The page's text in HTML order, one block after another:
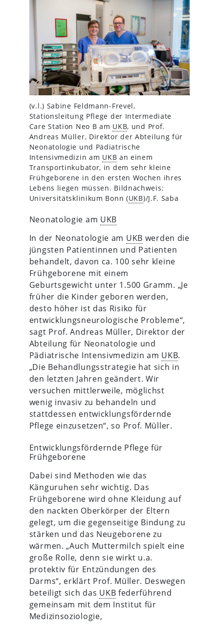
(v.l.) Sabine Feldmann-Frevel,
Stationsleitung Pflege der Intermediate
Care Station Neo B am UKB, und Prof.
Andreas Müller, Direktor der Abteilung für
Neonatologie und Pädiatrische
Intensivmedizin am UKB an einem
Transportinkubator, in dem sehr kleine
Frühgeborene in den ersten Wochen ihres
Lebens liegen müssen. Bildnachweis:
Universitätsklinikum Bonn (UKB)/J.F. Saba
Neonatologie am UKB
In der Neonatologie am UKB werden die
jüngsten Patientinnen und Patienten
behandelt, davon ca. 100 sehr kleine
Frühgeborene mit einem
Geburtsgewicht unter 1.500 Gramm. „Je
früher die Kinder geboren werden,
desto höher ist das Risiko für
entwicklungsneurologische Probleme“,
sagt Prof. Andreas Müller, Direktor der
Abteilung für Neonatologie und
Pädiatrische Intensivmedizin am UKB.
„Die Behandlungsstrategie hat sich in
den letzten Jahren geändert. Wir
versuchen mittlerweile, möglichst
wenig invasiv zu behandeln und
stattdessen entwicklungsfördernde
Pflege einzusetzen“, so Prof. Müller.
Entwicklungsfördernde Pflege für
Frühgeborene
Dabei sind Methoden wie das
Känguruhen sehr wichtig. Das
Frühgeborene wird ohne Kleidung auf
den nackten Oberkörper der Eltern
gelegt, um die gegenseitige Bindung zu
stärken und das Neugeborene zu
wärmen. „Auch Muttermilch spielt eine
große Rolle, denn sie wirkt u.a.
protektiv für Entzündungen des
Darms“, erklärt Prof. Müller. Deswegen
beteiligt sich das UKB federführend
gemeinsam mit dem Institut für
Medizinsoziologie,